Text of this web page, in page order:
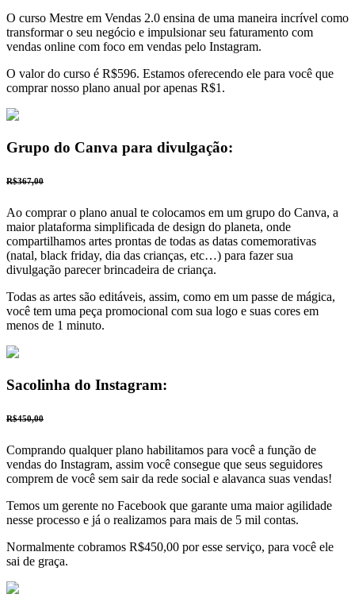
O curso Mestre em Vendas 2.0 ensina de uma maneira incrível como
transformar o seu negócio e impulsionar seu faturamento com
vendas online com foco em vendas pelo Instagram.
O valor do curso é R$596. Estamos oferecendo ele para você que
comprar nosso plano anual por apenas R$1.
Grupo do Canva para divulgação:
R$367,00
Ao comprar o plano anual te colocamos em um grupo do Canva, a
maior plataforma simplificada de design do planeta, onde
compartilhamos artes prontas de todas as datas comemorativas
(natal, black friday, dia das crianças, etc…) para fazer sua
divulgação parecer brincadeira de criança.
Todas as artes são editáveis, assim, como em um passe de mágica,
você tem uma peça promocional com sua logo e suas cores em
menos de 1 minuto.
Sacolinha do Instagram:
R$450,00
Comprando qualquer plano habilitamos para você a função de
vendas do Instagram, assim você consegue que seus seguidores
comprem de você sem sair da rede social e alavanca suas vendas!
Temos um gerente no Facebook que garante uma maior agilidade
nesse processo e já o realizamos para mais de 5 mil contas.
Normalmente cobramos R$450,00 por esse serviço, para você ele
sai de graça.